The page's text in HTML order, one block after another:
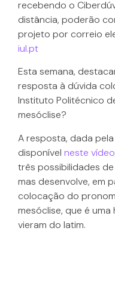
recebendo o
distância, poderão
projeto por correio
iul.pt
Esta semana,
resposta à dúvida
Instituto Politécnico
mesóclise?
A resposta, dada
disponível neste vídeo
três possibilidades
mas desenvolve, em
colocação do
mesóclise, que é
vieram do latim.